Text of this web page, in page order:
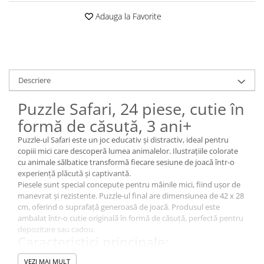
Jocuri geografie
Jocuri invatat limba engleza
Jocuri STEAM
Jucarii muzicale
Jucării ȋndemânare
Masinute si trenulete
Roboti de jucarie
Adauga la Favorite
Descriere
Puzzle Safari, 24 piese, cutie în
formă de căsuță, 3 ani+
Puzzle-ul Safari este un joc educativ și distractiv, ideal pentru
copiii mici care descoperă lumea animalelor. Ilustrațiile colorate
cu animale sălbatice transformă fiecare sesiune de joacă într-o
experiență plăcută și captivantă.
Piesele sunt special concepute pentru mâinile mici, fiind ușor de
manevrat și rezistente. Puzzle-ul final are dimensiunea de 42 x 28
cm, oferind o suprafață generoasă de joacă. Produsul este
ambalat într-o cutie originală în formă de căsuță, perfectă pentru
depozitare sau cadou.
Puzzle educativ cu tematică Safari
VEZI MAI MULT